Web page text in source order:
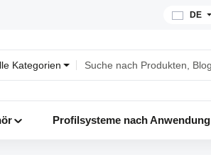
DE
Kategorien
Profilsysteme nach Anwendung